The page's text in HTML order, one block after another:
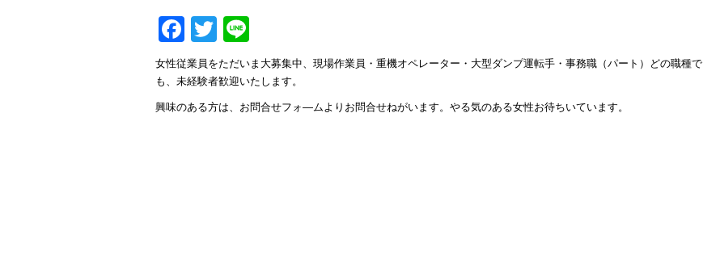
Facebook
Twitter
女性従業員をただいま大募集中、現場作業員・重機オペレーター・大型ダンプ運転手・事務職（パート）どの職種で
も、未経験者歓迎いたします。
興味のある方は、お問合せフォ―ムよりお問合せねがいます。やる気のある女性お待ちいています。